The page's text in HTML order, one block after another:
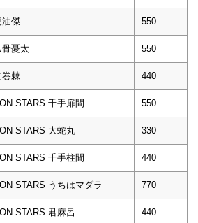
油傑 550
憂太 550
棘 440
STARS 千手扉間 550
STARS 大蛇丸 330
STARS 千手柱間 440
STARS うちはマダラ 770
STARS 君麻呂 440